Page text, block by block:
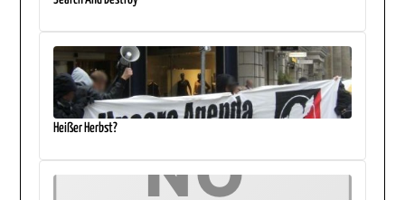
Heißer Herbst?